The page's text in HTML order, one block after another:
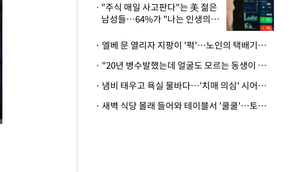
"주식 매일 사고판다"는 美 젊은
남성들…64%가 "나는 인생의
· 엘베 문 열리자 지팡이 '퍽'…노인의 택배기사 폭행 이유
· "20년 병수발했는데 얼굴도 모르는 동생이 유산 절반을"…배다른 형제 상속권 있을까
· 냄비 태우고 욕실 물바다…'치매 의심' 시어머니 검사 권유했다가 '날벼락'
· 새벽 식당 몰래 들어와 테이블서 '쿨쿨'…토사물 남기고 사라진 남성